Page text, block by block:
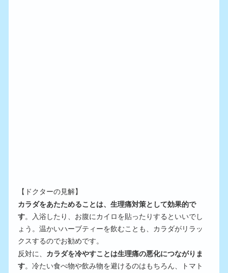
【ドクターの見解】
カラダをあたためることは、生理痛対策として効果的で
す。入浴したり、お腹にカイロを貼ったりするといいでし
ょう。温かいハーブティーを飲むことも、カラダがリラッ
クスするのでお勧めです。
反対に、 カラダを冷やすことは生理痛の悪化につながりま
す。冷たい食べ物や飲み物を避けるのはもちろん、トマト